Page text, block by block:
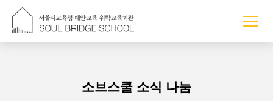
소브스쿨 소식 나눔
조회수